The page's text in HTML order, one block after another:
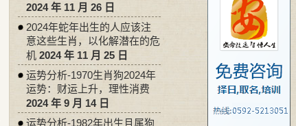
2024 年 11 月 26 日
2024年蛇年出生的人应该注
意这些生肖，以化解潜在的危
机 2024 年 11 月 25 日
运势分析-1970生肖狗2024年
运势：财运上升，理性消费
2024 年 9 月 14 日
运势分析-1982年出生且属狗